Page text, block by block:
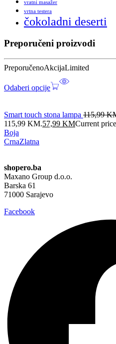
vratni masažer
vrtna testera
čokoladni deserti
Preporučeni proizvodi
PreporučenoAkcijaLimited
Odaberi opcije
Smart touch stona lampa 115,99
115,99 KM.57,99 KMCurrent
Boja
CrnaZlatna
shopero.ba
Maxano Group d.o.o.
Barska 61
71000 Sarajevo
Facebook